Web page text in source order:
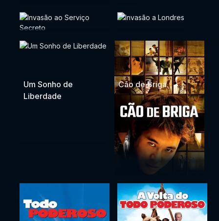
Invasão ao Serviço
Invasão a
Londres
Um Sonho de
Liberdade
Cão de Briga